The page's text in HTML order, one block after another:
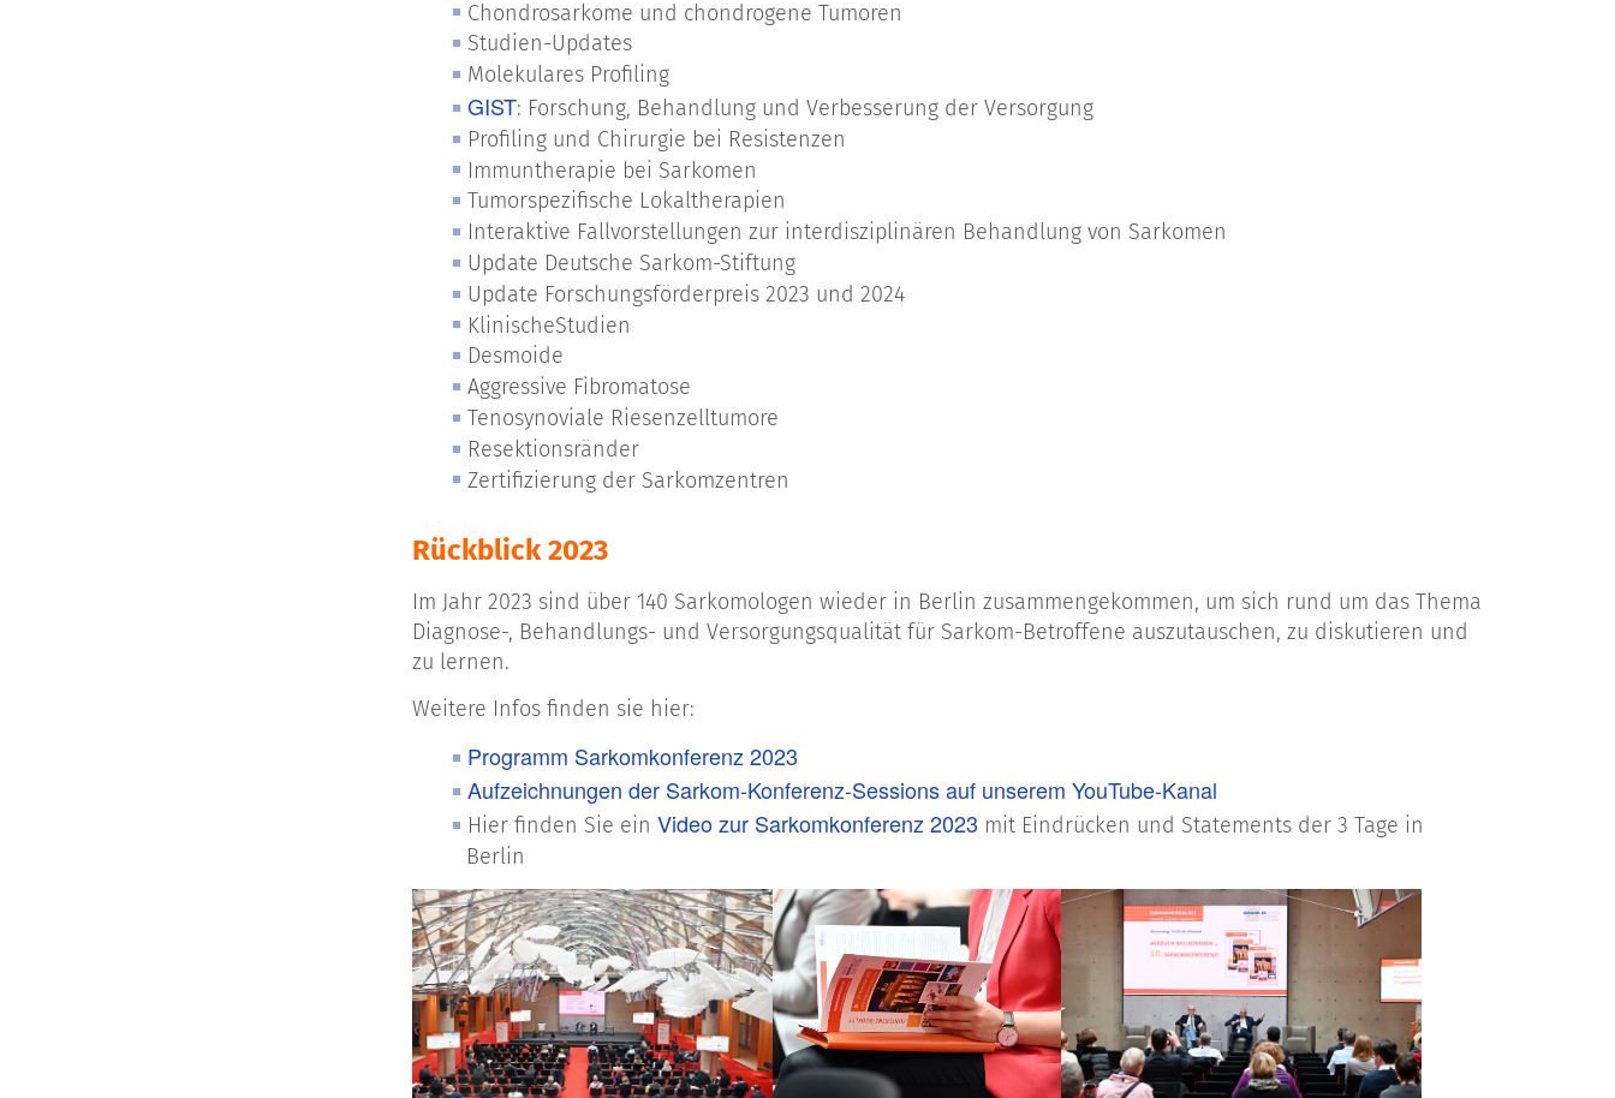
Chondrosarkome und chondrogene Tumoren
Studien-Updates
Molekulares Profiling
GIST: Forschung, Behandlung und Verbesserung der Versorgung
Profiling und Chirurgie bei Resistenzen
Immuntherapie bei Sarkomen
Tumorspezifische Lokaltherapien
Interaktive Fallvorstellungen zur interdisziplinären Behandlung von Sarkomen
Update Deutsche Sarkom-Stiftung
Update Forschungsförderpreis 2023 und 2024
KlinischeStudien
Desmoide
Aggressive Fibromatose
Tenosynoviale Riesenzelltumore
Resektionsränder
Zertifizierung der Sarkomzentren
Rückblick 2023
Im Jahr 2023 sind über 140 Sarkomologen wieder in Berlin zusammengekommen, um sich rund um das Thema
Diagnose-, Behandlungs- und Versorgungsqualität für Sarkom-Betroffene auszutauschen, zu diskutieren und
zu lernen.
Weitere Infos finden sie hier:
Programm Sarkomkonferenz 2023
Aufzeichnungen der Sarkom-Konferenz-Sessions auf unserem YouTube-Kanal
Hier finden Sie ein Video zur Sarkomkonferenz 2023 mit Eindrücken und Statements der 3 Tage in
Berlin